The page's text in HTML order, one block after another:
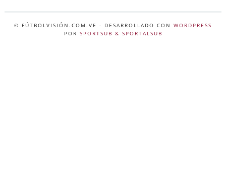
© FÚTBOLVISIÓN.COM.VE - DESARROLLADO CON WORDPRESS
POR SPORTSUB & SPORTALSUB